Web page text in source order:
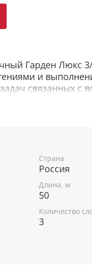
Гарден Люкс
и
связанных с
водопровода.
для
+5 до +50 С;
Belamos не
поливочных
Страна
Россия
Длина, м
50
Количество
3